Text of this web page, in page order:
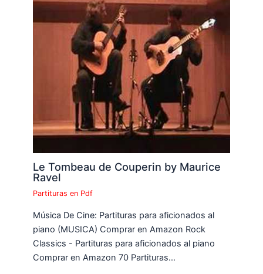
Le Tombeau de Couperin by Maurice
Ravel
Partituras en Pdf
Música De Cine: Partituras para aficionados al
piano (MUSICA) Comprar en Amazon Rock
Classics - Partituras para aficionados al piano
Comprar en Amazon 70 Partituras…